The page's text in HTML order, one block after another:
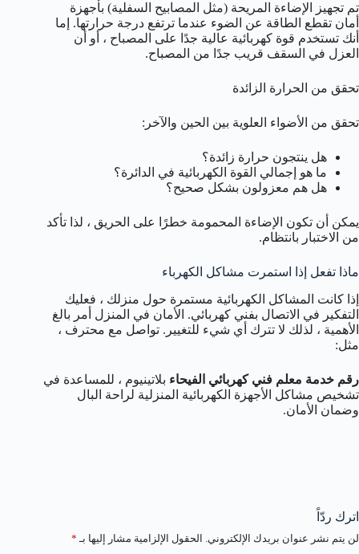
تم تجهيز الإضاءة المريحة (مثل المصابيح السفلية) بأجهزة
أمان تقطع الطاقة عن الضوء عندما ترتفع درجة حرارتها. إما
أنك تستخدم قوة كهربائية عالية جدًا على المصباح ، أو أن
العزل في السقف قريب جدًا من المصباح.
تحقق من الحرارة الزائدة
تحقق من الأضواء العلوية بين الحين والآخر:
هل ينتجون حرارة زائدة؟
ما هو إجمالي القوة الكهربائية في الدائرة؟
هل هم معزولون بشكل صحيح؟
يمكن أن تكون الإضاءة المحمومة خطرًا على الحريق ، لذا تأكد
من الاختبار بانتظام.
ماذا تفعل إذا استمرت مشاكل الكهرباء
إذا كانت المشاكل الكهربائية مستمرة حول منزلك ، فعليك
التفكير في الاتصال بفني كهربائي. الأمان في المنزل أمر بالغ
الأهمية ، لذلك لا تترك أي شيء للتغيير. تواصل مع محترف ،
مثل:
رقم خدمة معلم فني كهربائي الفيحاء بلاتينيوم ، للمساعدة في
تشخيص مشاكل الأجهزة الكهربائية المنزلية لراحة البال
وضمان الأمان.
اترك ردّاً
لن يتم نشر عنوان بريدك الإلكتروني. الحقول الإلزامية مشار إليها بـ *